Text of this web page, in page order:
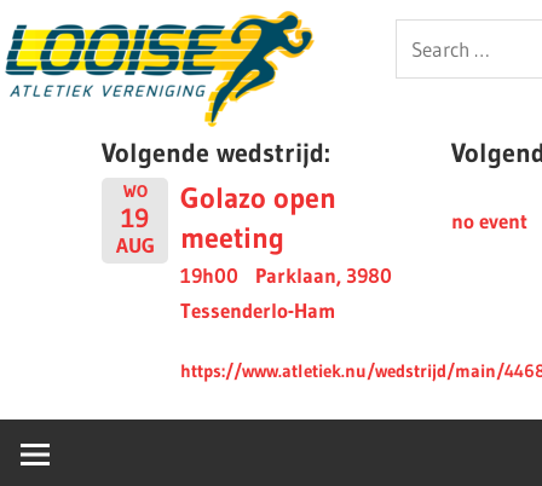
to
content
Looise
Search
for:
Volgende wedstrijd:
WO
19
AUG
Golazo open
meeting
19h00
Parklaan, 3980
Tessenderlo-Ham
https://www.atletiek.nu/wedstrijd/main/
no event